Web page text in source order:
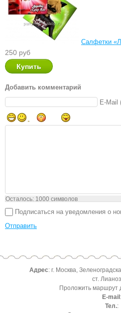
Салфетки
250 руб
Добавить комментарий
E-Mail
Осталось: 1000 символов
Подписаться на уведомления о
Отправить
Адрес: г. Москва,
ст.
Проложить маршрут
E-mail :
Тел.: